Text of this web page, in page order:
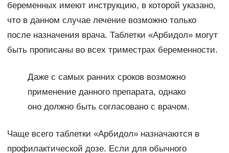
беременных имеют инструкцию, в которой указано,
что в данном случае лечение возможно только
после назначения врача. Таблетки «Арбидол» могут
быть прописаны во всех триместрах беременности.
Даже с самых ранних сроков возможно
применение данного препарата, однако
оно должно быть согласовано с врачом.
Чаще всего таблетки «Арбидол» назначаются в
профилактической дозе. Если для обычного